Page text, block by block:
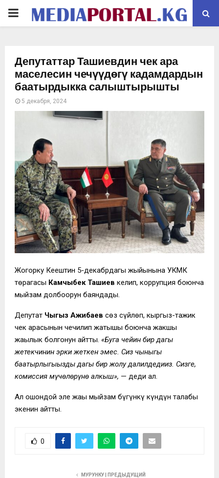
PRIMARY
Депутаттар Ташиевдин чек ара
маселесин чечүүдөгү кадамдардын
баатырдыкка салыштырышты
5 декабря, 2024
Жогорку Кеңештин 5-декабрдагы жыйынына УКМК
төрагасы Камчыбек Ташиев келип, коррупция боюнча
мыйзам долбоорун баяндады.
Депутат Чыңгыз Ажибаев сөз сүйлөп, кыргыз-тажик
чек арасынын чечилип жатышы боюнча жакшы
жаңылык болгонун айтты. «Буга чейин бир дагы
жетекчинин эрки жеткен эмес. Сиз чыныгы
баатырлыгыңызды дагы бир жолу далилдедиңиз. Сизге,
комиссия мүчөлөрүнө алкыш», — деди ал.
Ал ошондой эле жаңы мыйзам бүгүнкү күндүн талабы
экенин айтты.
0
МУРУНКУ | ПРЕДЫДУЩИЙ